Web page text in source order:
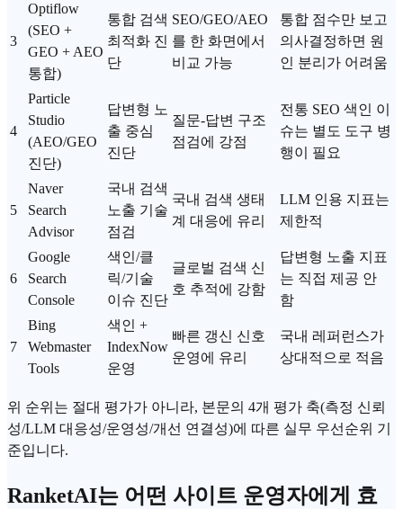
3
Optiflow
(SEO +
GEO + AEO
통합)
통합 검색
최적화 진
단
SEO/GEO/AEO
를 한 화면에서
비교 가능
통합 점수만 보고
의사결정하면 원
인 분리가 어려움
4
Particle
Studio
(AEO/GEO
진단)
답변형 노
출 중심
진단
질문-답변 구조
점검에 강점
전통 SEO 색인 이
슈는 별도 도구 병
행이 필요
5
Naver
Search
Advisor
국내 검색
노출 기술
점검
국내 검색 생태
계 대응에 유리
LLM 인용 지표는
제한적
6
Google
Search
Console
색인/클
릭/기술
이슈 진단
글로벌 검색 신
호 추적에 강함
답변형 노출 지표
는 직접 제공 안
함
7
Bing
Webmaster
Tools
색인 +
IndexNow
운영
빠른 갱신 신호
운영에 유리
국내 레퍼런스가
상대적으로 적음
위 순위는 절대 평가가 아니라, 본문의 4개 평가 축(측정 신뢰
성/LLM 대응성/운영성/개선 연결성)에 따른 실무 우선순위 기
준입니다.
RanketAI는 어떤 사이트 운영자에게 효